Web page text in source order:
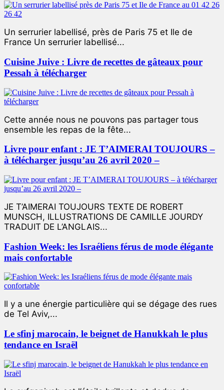
Un serrurier labellisé, près de Paris 75 et Ile de
France Un serrurier labellisé...
Cuisine Juive : Livre de recettes de gâteaux pour
Pessah à télécharger
Cette année nous ne pouvons pas partager tous
ensemble les repas de la fête...
Livre pour enfant : JE T’AIMERAI TOUJOURS –
à télécharger jusqu’au 26 avril 2020 –
JE T’AIMERAI TOUJOURS TEXTE DE ROBERT
MUNSCH, ILLUSTRATIONS DE CAMILLE JOURDY
TRADUIT DE L’ANGLAIS...
Fashion Week: les Israéliens férus de mode élégante
mais confortable
Il y a une énergie particulière qui se dégage des rues
de Tel Aviv,...
Le sfinj marocain, le beignet de Hanukkah le plus
tendance en Israël